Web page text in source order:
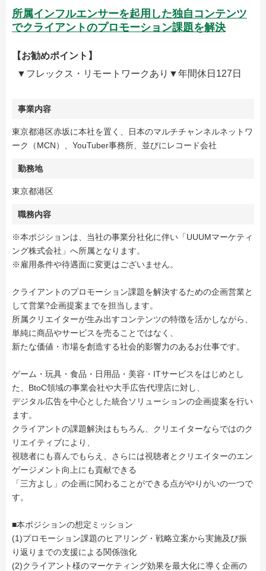
所属インフルエンサーを起用した独自コンテンツ
でクライアントのプロモーション課題を解決
【お勧めポイント】
▼フレックス・リモートワークあり▼年間休日127日
事業内容
東京都港区赤坂に本社を置く、日本のマルチチャンネルネットワ
ーク（MCN）、YouTuber事務所、並びにレコード会社
勤務地
東京都港区
職務内容
※本ポジションは、当社の事業分社化に伴い「UUUMマーケティ
ング株式会社」へ所属となります。
※雇用条件や待遇面に変更はございません。
クライアントのプロモーション課題を解決するための企画営業と
して営業?企画提案までを担当します。
所属クリエイターが生み出すコンテンツの特徴を活かしながら、
単純に商品やサービスを売ることではなく、
新たな価値・市場を創造する社会的影響力のあるお仕事です。
ゲーム・玩具・食品・日用品・美容・ITサービスをはじめとし
た、BtoC領域の事業会社や大手広告代理店に対し、
デジタル広告を中心とした統合ソリューションの企画提案を行い
ます。
クライアントの課題解決はもちろん、クリエイターならではのク
リエイティブにより、
視聴者にも喜んでもらえ、さらには視聴者とクリエイターのエン
ゲージメント向上にも貢献できる
「三方よし」の企画に関わることができる点がやりがいの一つで
す。
■本ポジションの想定ミッション
(1)プロモーション課題のヒアリング・戦略立案から実施及び振
り返りまでの支援による関係強化
(2)クライアント様のマーケティング効果を最大化に導く企画の